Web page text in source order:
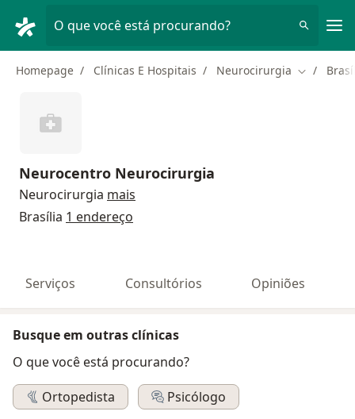
O que você está procurando?
Homepage Clínicas E Hospitais Neurocirurgia Mudar de
Neurocentro Neurocirurgia
Neurocirurgia mais
Brasília 1 endereço
Serviços Consultórios Opiniões
Busque em outras clínicas
O que você está procurando?
Ortopedista
Psicólogo